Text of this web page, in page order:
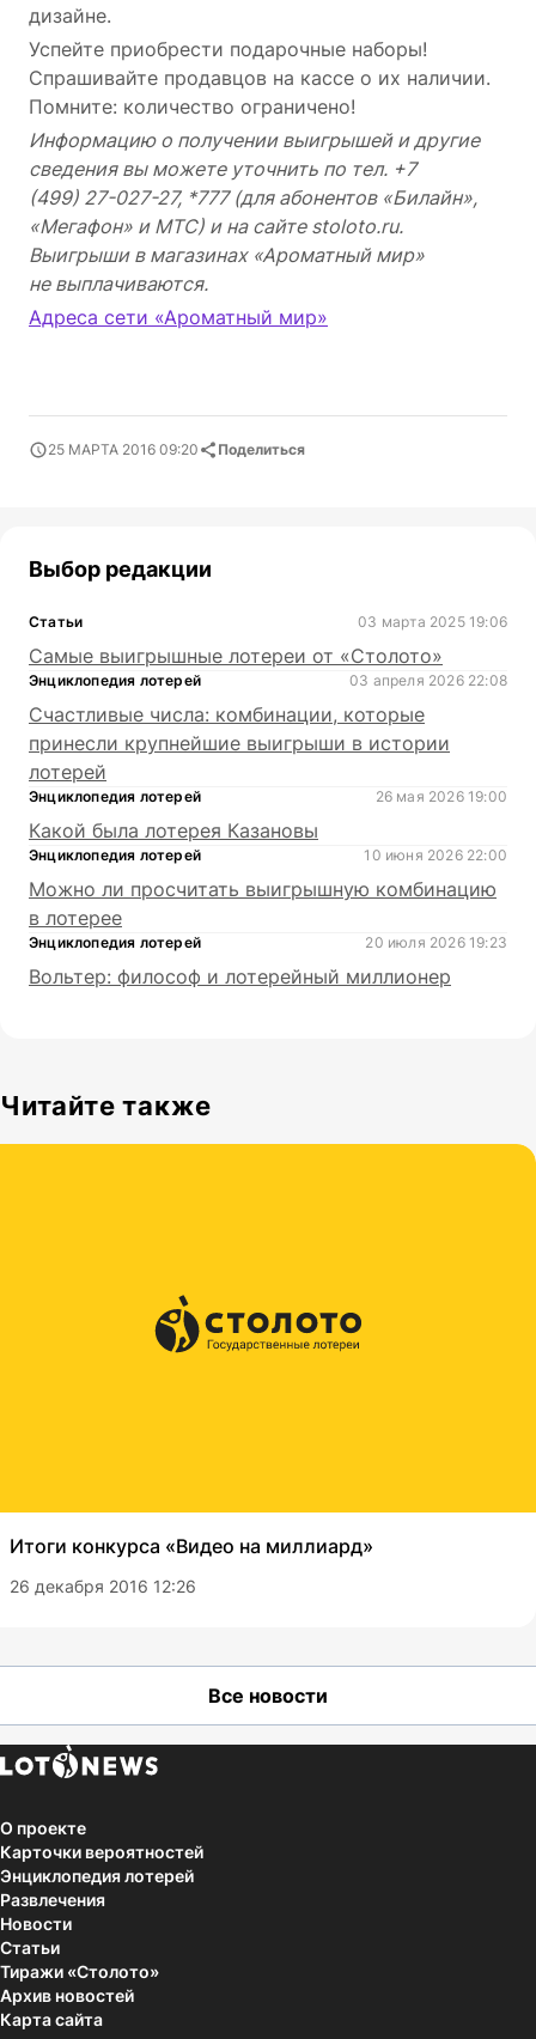
дизайне.
Успейте приобрести подарочные наборы!
Спрашивайте продавцов на кассе о их наличии.
Помните: количество ограничено!
Информацию о получении выигрышей и другие
сведения вы можете уточнить по тел. +7
(499) 27-027-27, *777 (для абонентов «Билайн»,
«Мегафон» и МТС) и на сайте stoloto.ru.
Выигрыши в магазинах «Ароматный мир»
не выплачиваются.
Адреса сети «Ароматный мир»
25 МАРТА 2016 09:20 Поделиться
Выбор редакции
Статьи 03 марта 2025 19:06
Самые выигрышные лотереи от «Столото»
Энциклопедия лотерей 03 апреля 2026 22:08
Счастливые числа: комбинации, которые
принесли крупнейшие выигрыши в истории
лотерей
Энциклопедия лотерей 26 мая 2026 19:00
Какой была лотерея Казановы
Энциклопедия лотерей 10 июня 2026 22:00
Можно ли просчитать выигрышную комбинацию
в лотерее
Энциклопедия лотерей 20 июля 2026 19:23
Вольтер: философ и лотерейный миллионер
Читайте также
Итоги конкурса «Видео на миллиард»
26 декабря 2016 12:26
Все новости
О проекте
Карточки вероятностей
Энциклопедия лотерей
Развлечения
Новости
Статьи
Тиражи «Столото»
Архив новостей
Карта сайта